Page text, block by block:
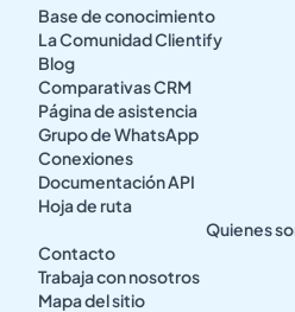
Base de conocimiento
La Comunidad Clientify
Blog
Comparativas CRM
Página de asistencia
Grupo de WhatsApp
Conexiones
Documentación API
Hoja de ruta
Quienes
Contacto
Trabaja con nosotros
Mapa del sitio